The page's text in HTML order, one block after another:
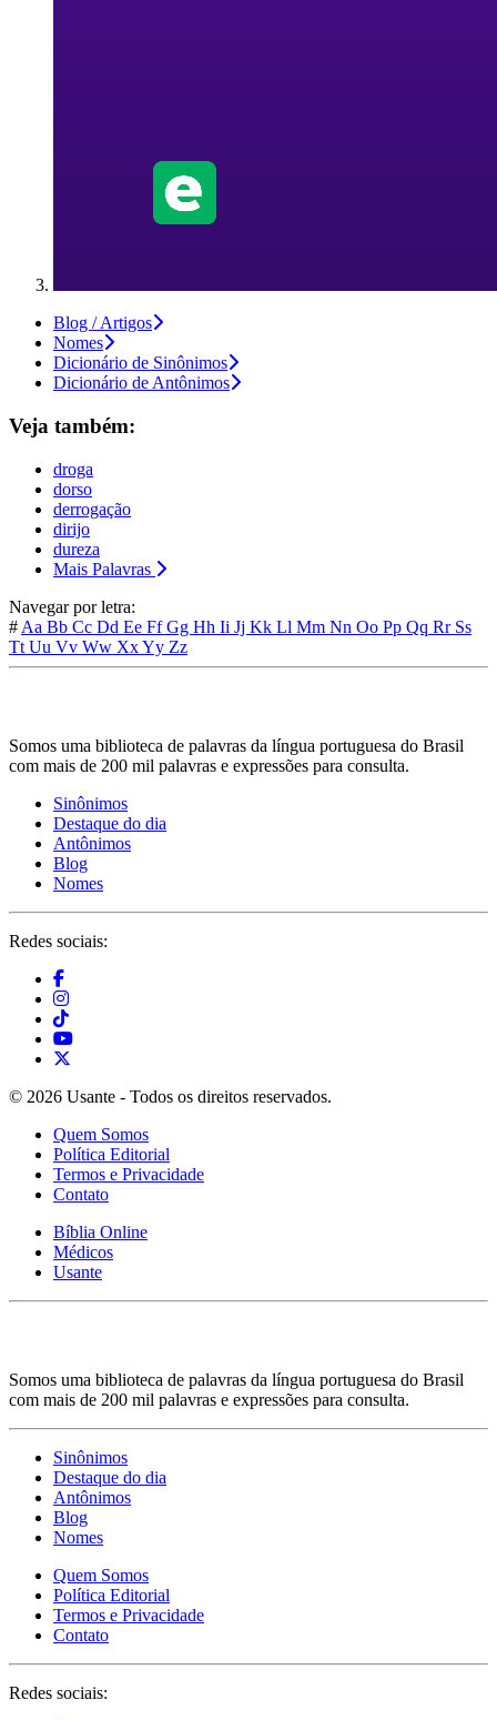
Blog / Artigos
Nomes
Dicionário de Sinônimos
Dicionário de Antônimos
Veja também:
droga
dorso
derrogação
dirijo
dureza
Mais Palavras
Navegar por letra:
# Aa Bb Cc Dd Ee FfGg Hh Ii Jj Kk Ll Mm Nn Oo Pp Qq Rr Ss
Tt Uu Vv Ww XxYy Zz
Somos uma biblioteca de palavras da língua portuguesa do Brasil
com mais de 200 mil palavras e expressões para consulta.
Sinônimos
Destaque do dia
Antônimos
Blog
Nomes
Redes sociais:
© 2026 Usante - Todos os direitos reservados.
Quem Somos
Política Editorial
Termos e Privacidade
Contato
Bíblia Online
Médicos
Usante
Somos uma biblioteca de palavras da língua portuguesa do Brasil
com mais de 200 mil palavras e expressões para consulta.
Sinônimos
Destaque do dia
Antônimos
Blog
Nomes
Quem Somos
Política Editorial
Termos e Privacidade
Contato
Redes sociais: